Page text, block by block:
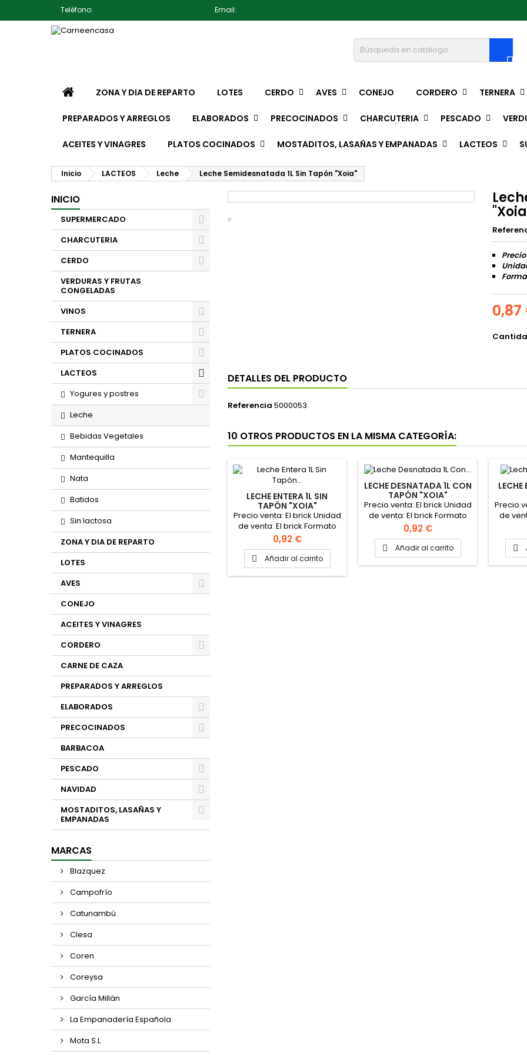
Teléfono: Email:

ZONA Y DIA DE REPARTO LOTES CERDO AVES CONEJO CORDERO TERNERA
PREPARADOS Y ARREGLOS ELABORADOS PRECOCINADOS CHARCUTERIA PESCADO
ACEITES Y VINAGRES PLATOS COCINADOS MOSTADITOS, LASAÑAS Y EMPANADAS LACTEOS
Inicio LACTEOS Leche Leche Semidesnatada 1L Sin Tapón "Xoia"
INICIO
SUPERMERCADO
CHARCUTERIA
CERDO
VERDURAS Y FRUTAS
CONGELADAS
VINOS
TERNERA
PLATOS COCINADOS
LACTEOS
Yogures y postres
Leche
Bebidas Vegetales
Mantequilla
Nata
Batidos
Sin lactosa
ZONA Y DIA DE REPARTO
LOTES
AVES
CONEJO
ACEITES Y VINAGRES
CORDERO
CARNE DE CAZA
PREPARADOS Y ARREGLOS
ELABORADOS
PRECOCINADOS
BARBACOA
PESCADO
NAVIDAD
MOSTADITOS, LASAÑAS Y
EMPANADAS
MARCAS
Blazquez
Campofrío
Catunambú
Clesa
Coren
Coreysa
García Millän
La Empanadería Española
Mota S.L
0,87
DETALLES DEL PRODUCTO
Referencia 5000053
10 OTROS PRODUCTOS EN LA MISMA CATEGORÍA:
LECHE ENTERA 1L SIN
TAPÓN "XOIA"
Precio venta: El brick Unidad
de venta: El brick Formato
de la caja: 6 bricks
Precio
0,92 €
 Añadir al carrito
LECHE DESNATADA 1L CON
TAPÓN "XOIA"
Precio venta: El brick Unidad
de venta: El brick Formato
de la caja: 6 bricks
Precio
0,92 €
 Añadir al carrito
LECHE
Precio
de
de la
